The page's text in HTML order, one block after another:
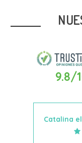
9.8/
Catalina